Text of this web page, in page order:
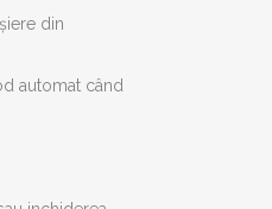
din
automat când